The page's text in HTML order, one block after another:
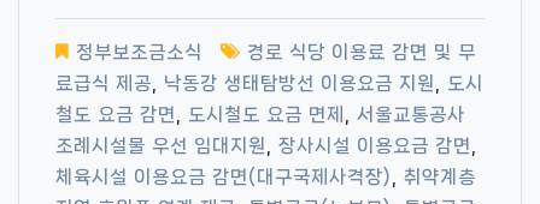
정부보조금소식
경로 식당 이용료 감면 및 무
료급식 제공
낙동강 생태탐방선 이용요금 지원
도시
철도 요금 감면
도시철도 요금 면제
서울교통공사
조례시설물 우선 임대지원
장사시설 이용요금 감면
체육시설 이용요금 감면(대구국제사격장)
취약계층